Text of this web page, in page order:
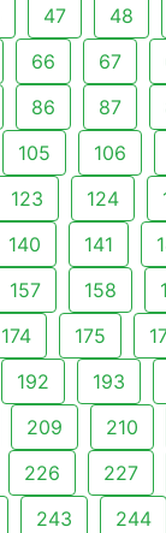
47 48
66 67
86 87
105 106
123 124
140 141
157 158
174 175
192 193
209 210
226 227
243 244